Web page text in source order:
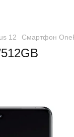
12 Смартфон